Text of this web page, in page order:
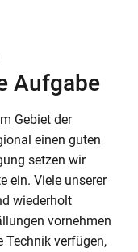
Aufgabe
Gebiet der
einen guten
setzen wir
ein. Viele unserer
wiederholt
vornehmen
Technik verfügen,